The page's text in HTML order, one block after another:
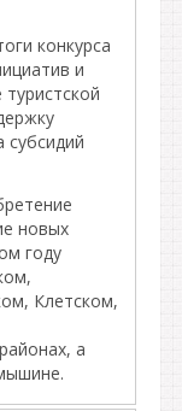
конкурса
и
новых
году
Клетском,
а